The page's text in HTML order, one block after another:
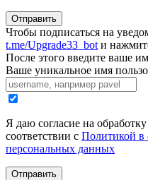
Отправить
Чтобы подписаться на
t.me/Upgrade33_bot и
После этого введите ваше
Ваше уникальное имя
Я даю согласие на
соответствии с Политикой в
персональных данных
Отправить